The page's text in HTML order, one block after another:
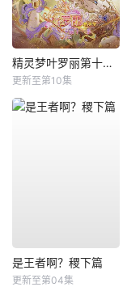
精灵梦叶罗丽第十一季（下）
更新至第10集
是王者啊？稷下篇
更新至第04集